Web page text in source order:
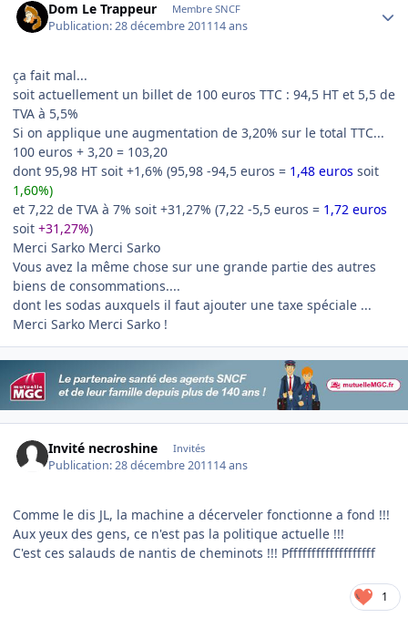
Dom Le Trappeur Membre SNCF
Publication:28 décembre 201114 ans
ça fait mal...
soit actuellement un billet de 100 euros TTC : 94,5 HT et 5,5 de
TVA à 5,5%
Si on applique une augmentation de 3,20% sur le total TTC...
100 euros + 3,20 = 103,20
dont 95,98 HT soit +1,6% (95,98 -94,5 euros = 1,48 euros soit
1,60%)
et 7,22 de TVA à 7% soit +31,27% (7,22 -5,5 euros = 1,72 euros
soit +31,27%)
Merci Sarko Merci Sarko
Vous avez la même chose sur une grande partie des autres
biens de consommations....
dont les sodas auxquels il faut ajouter une taxe spéciale ...
Merci Sarko Merci Sarko !
Invité necroshine Invités
Publication:28 décembre 201114 ans
Comme le dis JL, la machine a décerveler fonctionne a fond !!!
Aux yeux des gens, ce n'est pas la politique actuelle !!!
C'est ces salauds de nantis de cheminots !!! Pfffffffffffffffffff
1